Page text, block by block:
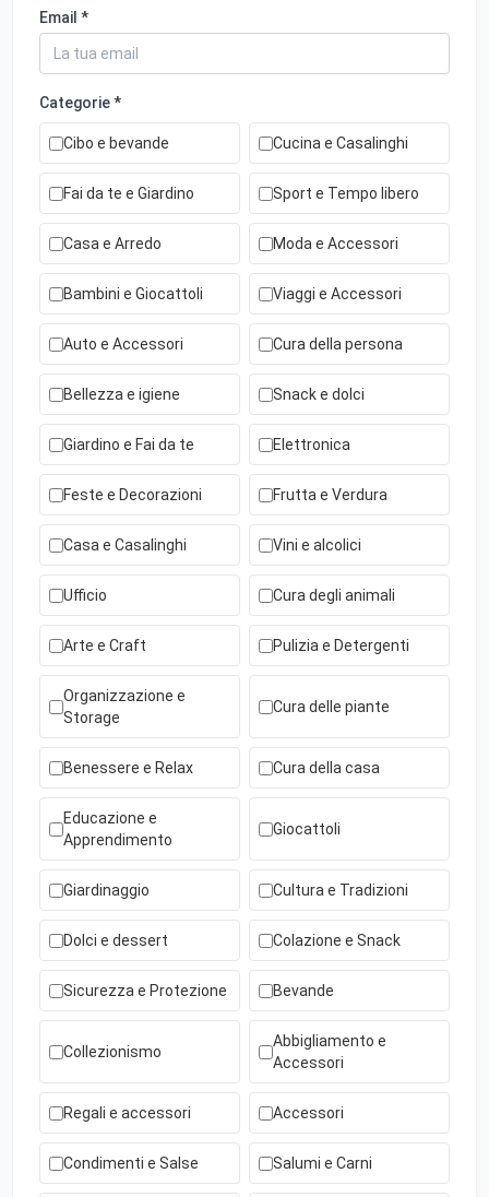
Email *
Categorie *
Cibo e bevande Cucina e Casalinghi
Fai da te e Giardino Sport e Tempo libero
Casa e Arredo Moda e Accessori
Bambini e Giocattoli Viaggi e Accessori
Auto e Accessori Cura della persona
Bellezza e igiene Snack e dolci
Giardino e Fai da te Elettronica
Feste e Decorazioni Frutta e Verdura
Casa e Casalinghi Vini e alcolici
Ufficio Cura degli animali
Arte e Craft Pulizia e Detergenti
Organizzazione e
Storage
Cura delle piante
Benessere e Relax Cura della casa
Educazione e
Apprendimento
Giocattoli
Giardinaggio Cultura e Tradizioni
Dolci e dessert Colazione e Snack
Sicurezza e Protezione Bevande
Collezionismo
Abbigliamento e
Accessori
Regali e accessori Accessori
Condimenti e Salse Salumi e Carni